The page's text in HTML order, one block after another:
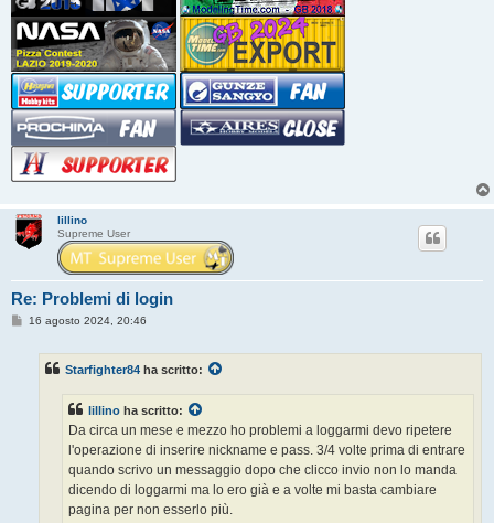
lillino
Supreme User
Re: Problemi di login
M16 agosto 2024, 20:46
Starfighter84 ha scritto:
lillino ha scritto:
Da circa un mese e mezzo ho problemi a loggarmi devo ripetere
l'operazione di inserire nickname e pass. 3/4 volte prima di entrare
quando scrivo un messaggio dopo che clicco invio non lo manda
dicendo di loggarmi ma lo ero già e a volte mi basta cambiare
pagina per non esserlo più.